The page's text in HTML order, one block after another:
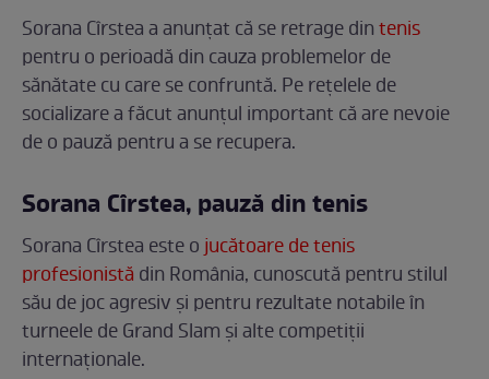
Sorana Cîrstea a anunțat că se retrage dintenis
pentru o perioadă din cauza problemelor de
sănătate cu care se confruntă. Pe rețelele de
socializare a făcut anunțul important că are nevoie
de o pauză pentru a se recupera.
Sorana Cîrstea, pauză din tenis
Sorana Cîrstea este ojucătoare de tenis
profesionistă din România, cunoscută pentru stilul
său de joc agresiv și pentru rezultate notabile în
turneele de Grand Slam și alte competiții
internaționale.